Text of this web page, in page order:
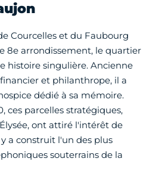
Courcelles et du Faubourg
8e arrondissement, le quartier
histoire singulière. Ancienne
et philanthrope, il a
dédié à sa mémoire.
ces parcelles stratégiques,
ont attiré l'intérêt de
a construit l'un des plus
souterrains de la